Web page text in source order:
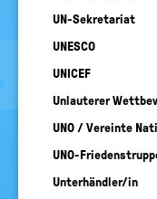
UN-Sekretariat
UNESCO
UNICEF
Unlauterer
UNO / Vereinte
UNO-
Unterhändler/in